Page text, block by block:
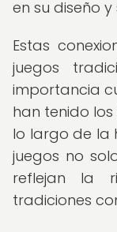
en su diseño
Estas
juegos
importancia
han tenido
lo largo de la
juegos no
reflejan la
tradiciones